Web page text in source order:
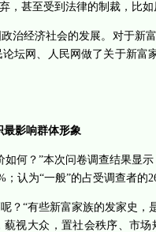
，甚至受到法律的制裁，比
治经济社会的发展。对于新
坛网、人民网做了关于新
最影响群体形象
何？”本次问卷调查结果显
；认为“一般”的占受调查者
？“有些新富家族的发家史
视大众，置社会秩序、市